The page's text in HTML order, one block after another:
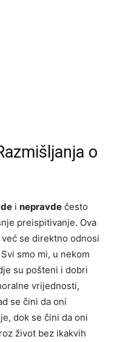
o
i nepravde često
preispitivanje. Ova
se direktno odnosi
smo mi, u nekom
su pošteni i dobri
vrijednosti,
se čini da oni
dok se čini da oni
život bez ikakvih